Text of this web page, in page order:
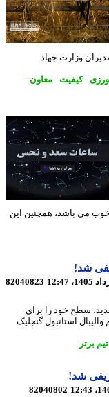
وزارت جهاد
- کیفیت-معاون-
باشد، همچنین این
82040823
سطح خود را برای
استانبول گنجلیک
82040802